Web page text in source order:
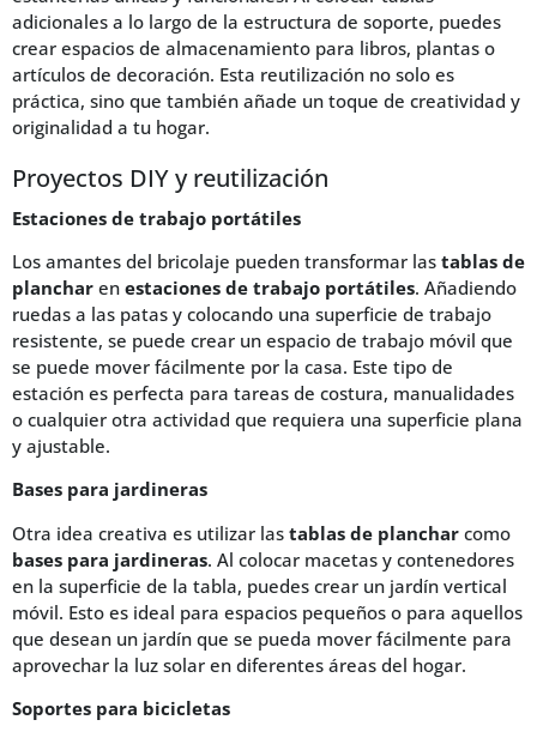
adicionales a lo largo de la estructura de soporte, puedes
crear espacios de almacenamiento para libros, plantas o
artículos de decoración. Esta reutilización no solo es
práctica, sino que también añade un toque de creatividad y
originalidad a tu hogar.
Proyectos DIY y reutilización
Estaciones de trabajo portátiles
Los amantes del bricolaje pueden transformar las tablas de
planchar en estaciones de trabajo portátiles. Añadiendo
ruedas a las patas y colocando una superficie de trabajo
resistente, se puede crear un espacio de trabajo móvil que
se puede mover fácilmente por la casa. Este tipo de
estación es perfecta para tareas de costura, manualidades
o cualquier otra actividad que requiera una superficie plana
y ajustable.
Bases para jardineras
Otra idea creativa es utilizar las tablas de planchar como
bases para jardineras. Al colocar macetas y contenedores
en la superficie de la tabla, puedes crear un jardín vertical
móvil. Esto es ideal para espacios pequeños o para aquellos
que desean un jardín que se pueda mover fácilmente para
aprovechar la luz solar en diferentes áreas del hogar.
Soportes para bicicletas